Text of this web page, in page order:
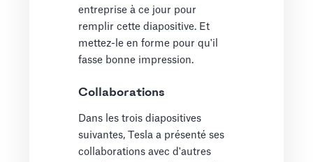
entreprise à ce jour pour
remplir cette diapositive. Et
mettez-le en forme pour qu'il
fasse bonne impression.
Collaborations
Dans les trois diapositives
suivantes, Tesla a présenté ses
collaborations avec d'autres